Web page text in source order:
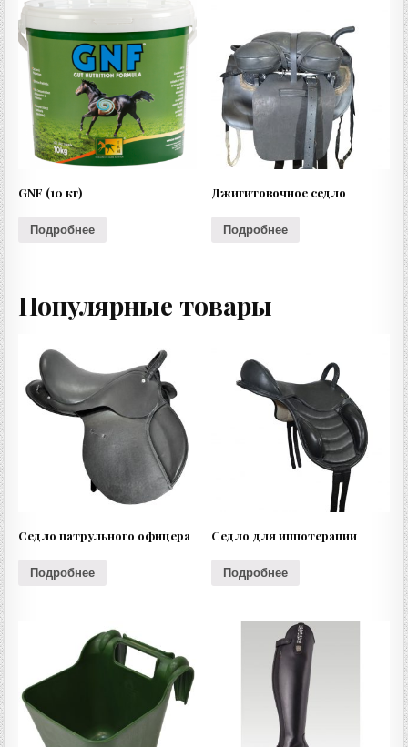
GNF (10 кг)
Подробнее
Джигитовочное седло
Подробнее
Популярные товары
Седло патрульного офицера
Подробнее
Седло для иппотерапии
Подробнее